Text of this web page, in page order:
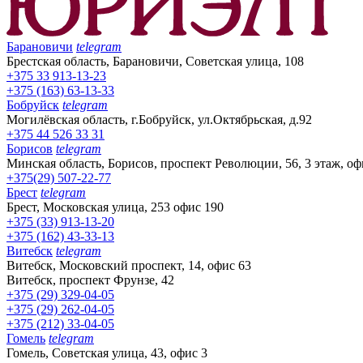
Барановичи telegram
Брестская область, Барановичи, Советская улица, 108
+375 33 913-13-23
+375 (163) 63-13-33
Бобруйск telegram
Могилёвская область, г.Бобруйск, ул.Октябрьская, д.92
+375 44 526 33 31
Борисов telegram
Минская область, Борисов, проспект Революции, 56, 3 этаж,
+375(29) 507-22-77
Брест telegram
Брест, Московская улица, 253 офис 190
+375 (33) 913-13-20
+375 (162) 43-33-13
Витебск telegram
Витебск, Московский проспект, 14, офис 63
Витебск, проспект Фрунзе, 42
+375 (29) 329-04-05
+375 (29) 262-04-05
+375 (212) 33-04-05
Гомель telegram
Гомель, Советская улица, 43, офис 3